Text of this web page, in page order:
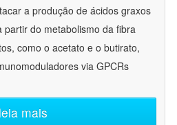
a produção de ácidos graxos
partir do metabolismo da fibra
como o acetato e o butirato,
via GPCRs
leia mais